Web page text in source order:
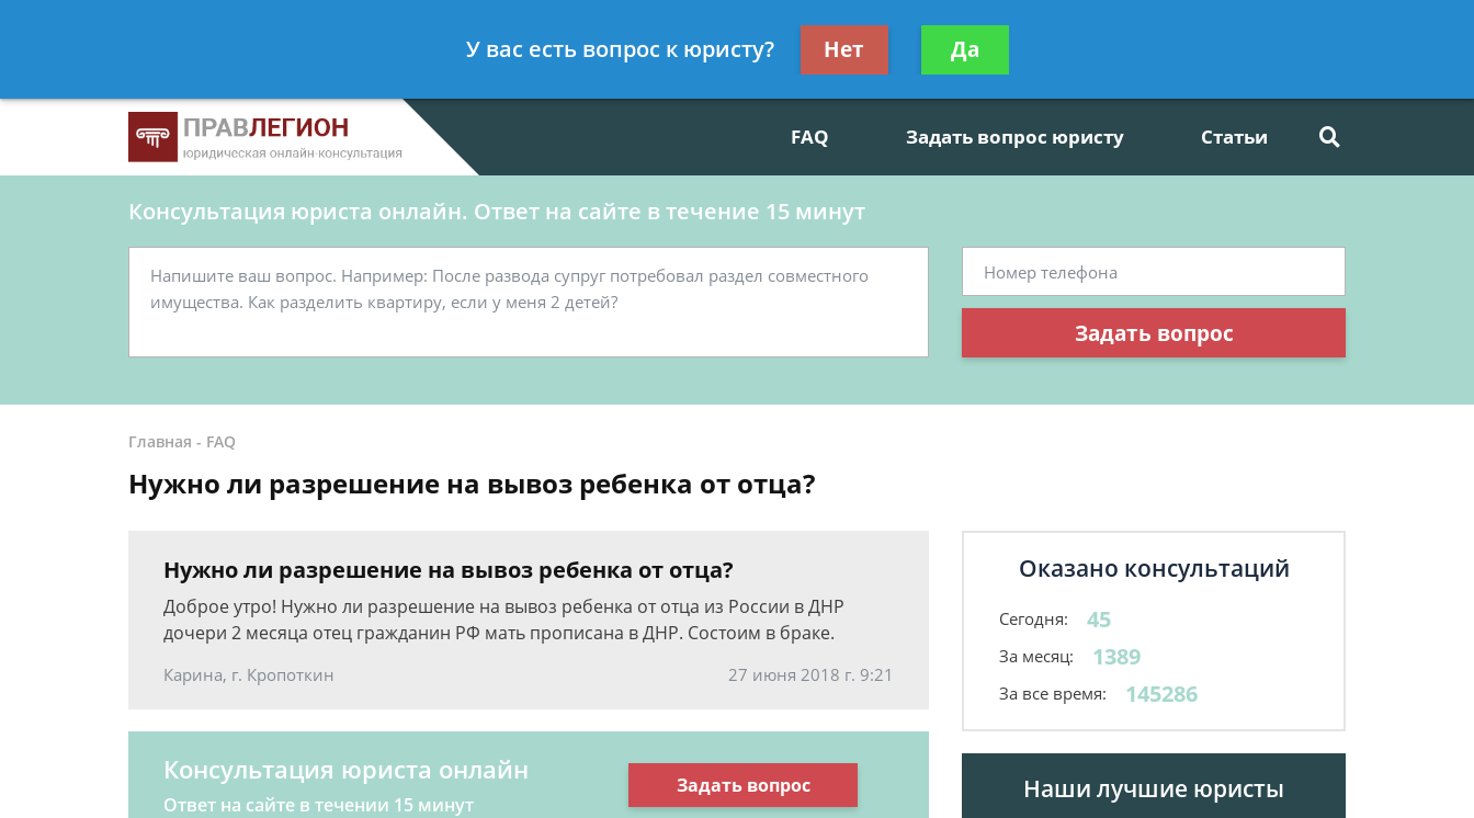
- Юрист по гражданскому праву, социальные вопросы
Получите консультацию
бесплатно
FAQ Задать вопрос юристу Статьи
Консультация юриста онлайн. Ответ на сайте в течение 15 минут
Задать вопрос
Главная - FAQ
Нужно ли разрешение на вывоз ребенка от отца?
Нужно ли разрешение на вывоз ребенка от отца?
Доброе утро! Нужно ли разрешение на вывоз ребенка от отца из России в ДНР
дочери 2 месяца отец гражданин РФ мать прописана в ДНР. Состоим в браке.
Карина, г. Кропоткин 27 июня 2018 г. 9:21
Консультация юриста онлайн
Ответ на сайте в течении 15 минут
Задать вопрос
Оказано консультаций
Сегодня: 45
За месяц: 1389
За все время: 145286
Наши лучшие юристы
У вас есть вопрос к юристу? Нет Да